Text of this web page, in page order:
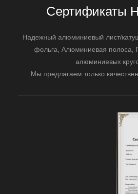
Сертификаты
Надежный алюминиевый лист/
фольга, Алюминиевая полоса,
алюминиевых
Мы предлагаем только